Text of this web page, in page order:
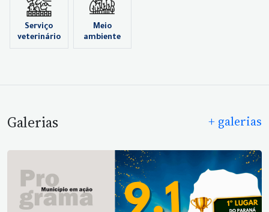
Serviço
veterinário
Meio
ambiente
Galerias + galerias